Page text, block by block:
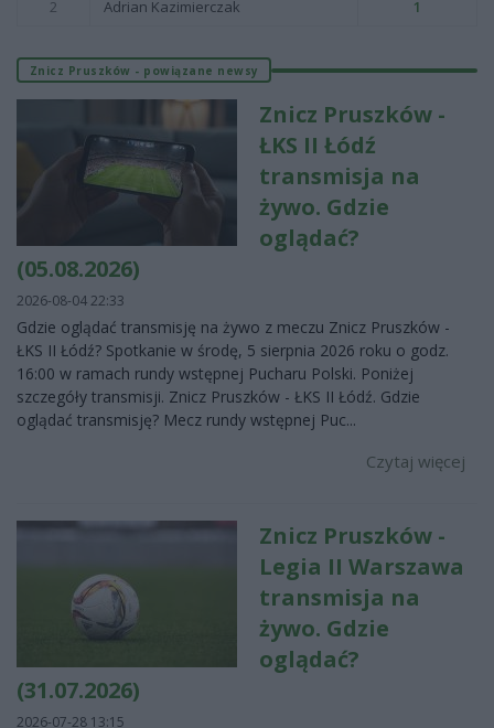
2
Adrian Kazimierczak 1
Znicz Pruszków - powiązane newsy
Znicz Pruszków -
ŁKS II Łódź
transmisja na
żywo. Gdzie
oglądać?
(05.08.2026)
2026-08-04 22:33
Gdzie oglądać transmisję na żywo z meczu Znicz Pruszków -
ŁKS II Łódź? Spotkanie w środę, 5 sierpnia 2026 roku o godz.
16:00 w ramach rundy wstępnej Pucharu Polski. Poniżej
szczegóły transmisji. Znicz Pruszków - ŁKS II Łódź. Gdzie
oglądać transmisję? Mecz rundy wstępnej Puc...
Czytaj więcej
Znicz Pruszków -
Legia II Warszawa
transmisja na
żywo. Gdzie
oglądać?
(31.07.2026)
2026-07-28 13:15